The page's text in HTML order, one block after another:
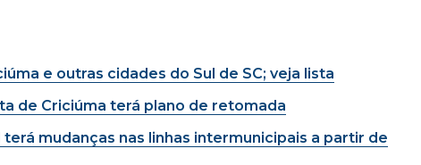
e outras cidades do Sul de SC; veja lista
de Criciúma terá plano de retomada
mudanças nas linhas intermunicipais a partir de